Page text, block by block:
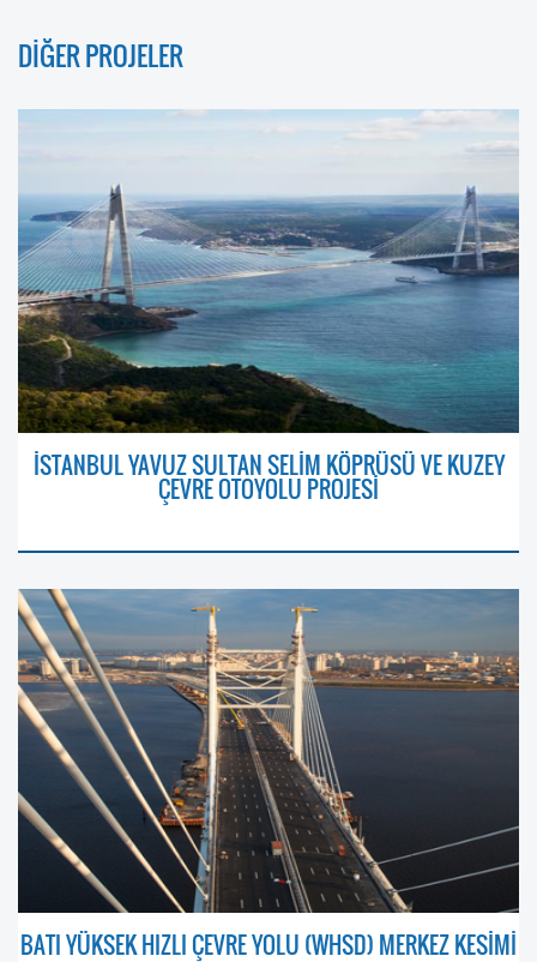
DİĞER PROJELER
İSTANBUL YAVUZ SULTAN SELİM KÖPRÜSÜ VE KUZEY
ÇEVRE OTOYOLU PROJESİ
BATI YÜKSEK HIZLI ÇEVRE YOLU (WHSD) MERKEZ KESİMİ